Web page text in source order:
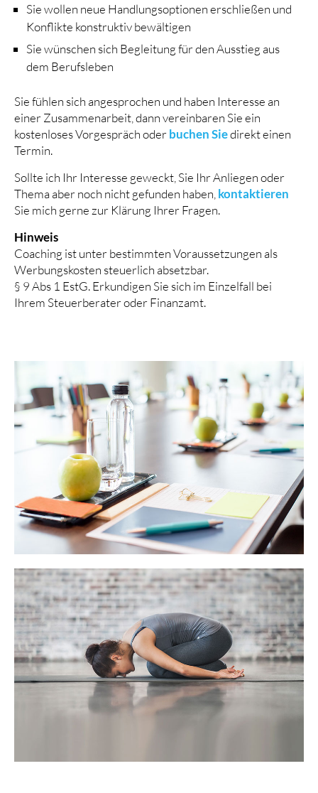
Sie wollen neue Handlungsoptionen erschließen und
Konflikte konstruktiv bewältigen
Sie wünschen sich Begleitung für den Ausstieg aus
dem Berufsleben
Sie fühlen sich angesprochen und haben Interesse an
einer Zusammenarbeit, dann vereinbaren Sie ein
kostenloses Vorgespräch oderbuchen Siedirekt einen
Termin.
Sollte ich Ihr Interesse geweckt, Sie Ihr Anliegen oder
Thema aber noch nicht gefunden haben, kontaktieren
Sie mich gerne zur Klärung Ihrer Fragen.
Hinweis
Coaching ist unter bestimmten Voraussetzungen als
Werbungskosten steuerlich absetzbar.
§ 9 Abs 1 EstG. Erkundigen Sie sich im Einzelfall bei
Ihrem Steuerberater oder Finanzamt.